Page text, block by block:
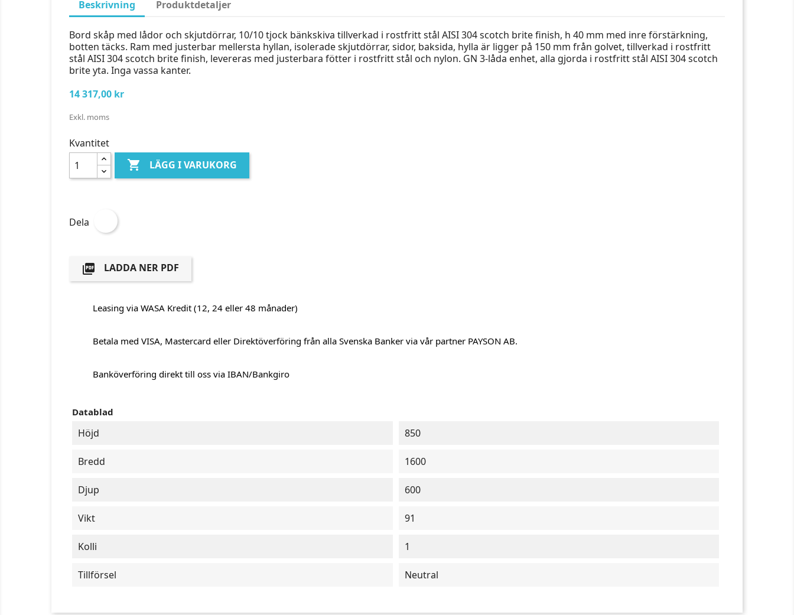
Beskrivning Produktdetaljer
Bord skåp med lådor och skjutdörrar, 10/10 tjock bänkskiva tillverkad i rostfritt stål AISI 304 scotch brite finish, h 40 mm med inre förstärkning,
botten täcks. Ram med justerbar mellersta hyllan, isolerade skjutdörrar, sidor, baksida, hylla är ligger på 150 mm från golvet, tillverkad i rostfritt
stål AISI 304 scotch brite finish, levereras med justerbara fötter i rostfritt stål och nylon. GN 3-låda enhet, alla gjorda i rostfritt stål AISI 304 scotch
brite yta. Inga vassa kanter.
14 317,00 kr
Exkl. moms
Kvantitet
 LÄGG I VARUKORG
Dela
 LADDA NER PDF
Leasing via WASA Kredit (12, 24 eller 48 månader)
Betala med VISA, Mastercard eller Direktöverföring från alla Svenska Banker via vår partner PAYSON AB.
Banköverföring direkt till oss via IBAN/Bankgiro
Datablad
Höjd 850
Bredd 1600
Djup 600
Vikt 91
Kolli 1
Tillförsel Neutral